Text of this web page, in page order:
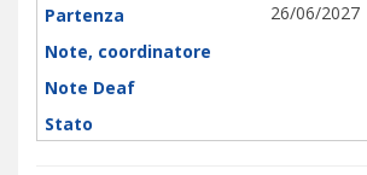
26/06/2027